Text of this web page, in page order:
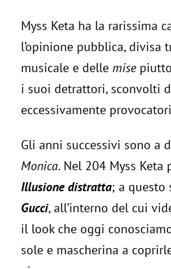
Myss Keta ha la rarissima
l’opinione pubblica,
musicale e delle mise
i suoi detrattori, sconvolti
eccessivamente
Gli anni successivi sono a
Monica. Nel 204 Myss
Illusione distratta; a questo
Gucci, all’interno del cui
il look che oggi
sole e mascherina a